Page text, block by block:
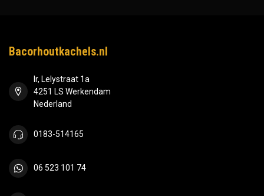
Bacorhoutkachels.nl
Ir, Lelystraat 1a
4251 LS Werkendam
Nederland
0183-514165
06 523 101 74